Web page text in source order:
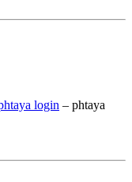
login – phtaya